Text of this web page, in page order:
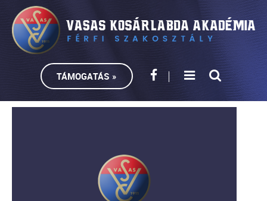
TÁMOGATÁS »